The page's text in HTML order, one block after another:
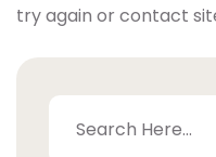
try again or contact